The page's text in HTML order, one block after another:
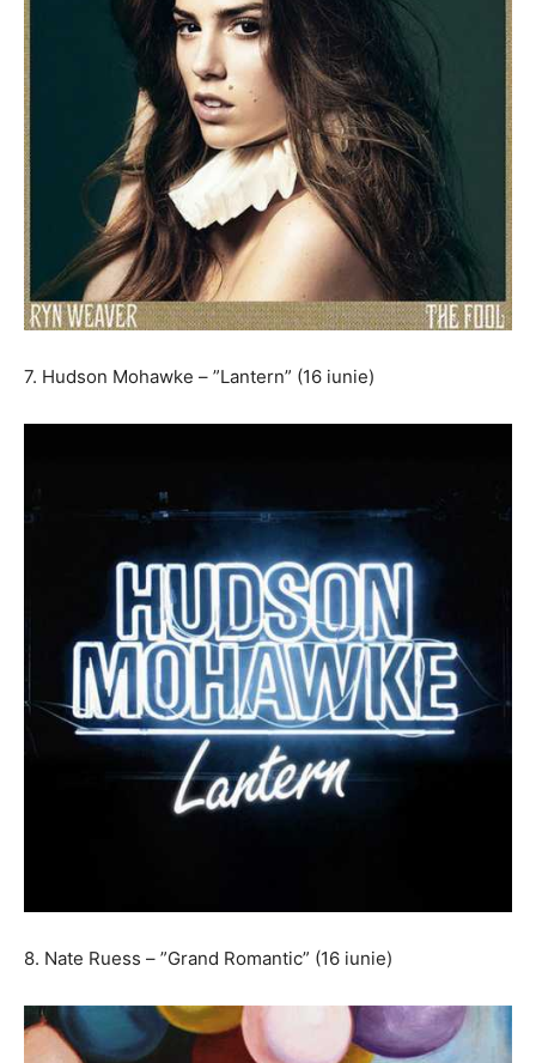
7. Hudson Mohawke – ”Lantern” (16 iunie)
8. Nate Ruess – ”Grand Romantic” (16 iunie)